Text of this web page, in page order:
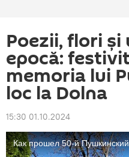
Poezii, flori și
epocă:
memoria lui
loc la Dolna
15:30 01.10.2024